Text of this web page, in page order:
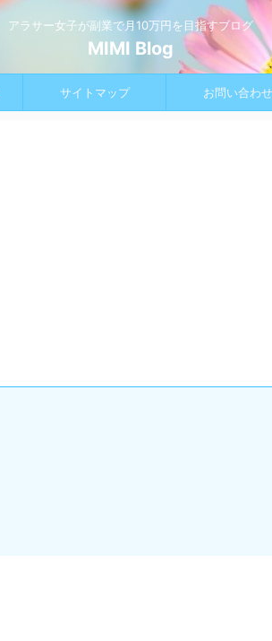
アラサー女子が副業で月10万円を目指すブログ
MIMI Blog
サイトマップ お問い合わせ